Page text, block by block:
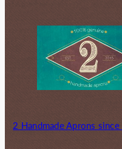
2 Handmade Aprons